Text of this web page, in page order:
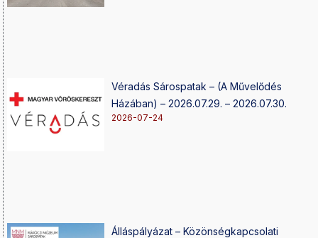
Véradás Sárospatak – (A Művelődés
Házában) – 2026.07.29. – 2026.07.30.
2026-07-24
Álláspályázat – Közönségkapcsolati